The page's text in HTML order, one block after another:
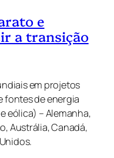
e
a transição
em projetos
fontes de energia
eólica) – Alemanha,
Austrália, Canadá,